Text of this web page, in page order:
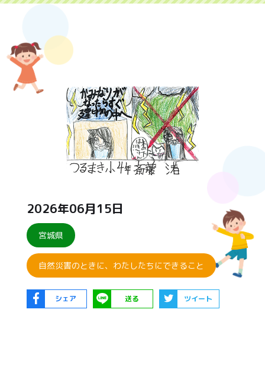
2026年06月15日
宮城県
自然災害のときに、わたしたちにできること
シェア 送る ツイート